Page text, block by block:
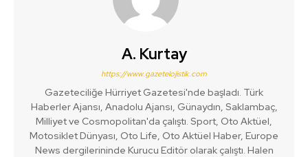
A. Kurtay
https://www.gazetelojistik.com
Gazeteciliğe Hürriyet Gazetesi'nde başladı. Türk
Haberler Ajansı, Anadolu Ajansı, Günaydın, Saklambaç,
Milliyet ve Cosmopolitan'da çalıştı. Sport, Oto Aktüel,
Motosiklet Dünyası, Oto Life, Oto Aktüel Haber, Europe
News dergilerininde Kurucu Editör olarak çalıştı. Halen